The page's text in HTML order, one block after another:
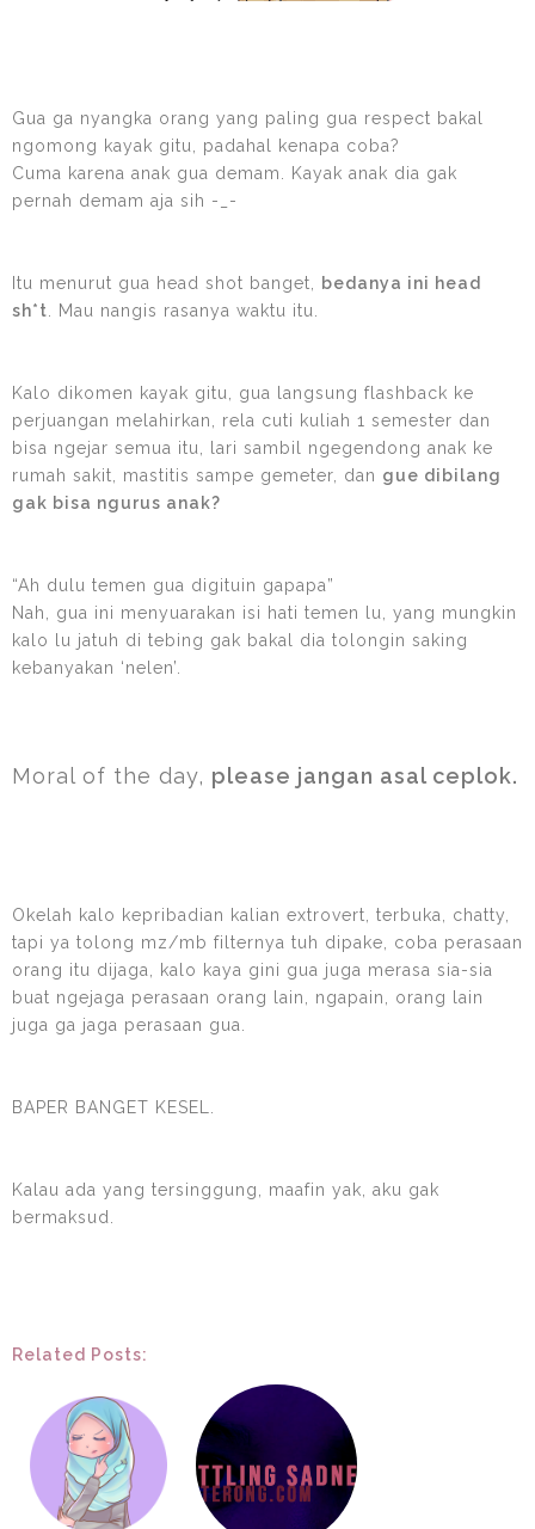
Gua ga nyangka orang yang paling gua respect bakal
ngomong kayak gitu, padahal kenapa coba?
Cuma karena anak gua demam. Kayak anak dia gak
pernah demam aja sih -_-
Itu menurut gua head shot banget, bedanya ini head
sh*t . Mau nangis rasanya waktu itu.
Kalo dikomen kayak gitu, gua langsung flashback ke
perjuangan melahirkan, rela cuti kuliah 1 semester dan
bisa ngejar semua itu, lari sambil ngegendong anak ke
rumah sakit, mastitis sampe gemeter, dan gue dibilang
gak bisa ngurus anak?
“Ah dulu temen gua digituin gapapa”
Nah, gua ini menyuarakan isi hati temen lu, yang mungkin
kalo lu jatuh di tebing gak bakal dia tolongin saking
kebanyakan ‘nelen’.
Moral of the day, please jangan asal ceplok.
Okelah kalo kepribadian kalian extrovert, terbuka, chatty,
tapi ya tolong mz/mb filternya tuh dipake, coba perasaan
orang itu dijaga, kalo kaya gini gua juga merasa sia-sia
buat ngejaga perasaan orang lain, ngapain, orang lain
juga ga jaga perasaan gua.
BAPER BANGET KESEL.
Kalau ada yang tersinggung, maafin yak, aku gak
bermaksud.
Related Posts: